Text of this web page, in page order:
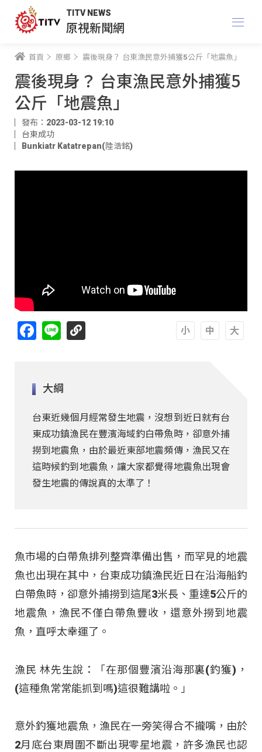
TITV NEWS
原視新聞網
首頁 原鄉 震後現身？ 台東漁民意外捕獲5公斤「地震魚」
震後現身？ 台東漁民意外捕獲5
公斤「地震魚」
發布：2023-03-12 19:10
台東成功
Bunkiatr Katatrepan(陸浩銘)
Facebook
Line
大綱
台東近幾個月經常發生地震，沒想到近日就有台
東成功鎮漁民在豐濱海域釣白帶魚時，卻意外捕
撈到地震魚，由於最近東部地震頻傳，漁民又在
這時候釣到地震魚，讓大家都覺得地震魚出現會
發生地震的傳說真的太準了！
魚市場的白帶魚排列整齊準備出售，而罕見的地震
魚也出現在其中，台東成功鎮漁民近日在沿海船釣
白帶魚時，卻意外捕撈到這尾3米長、重達5公斤的
地震魚，漁民不僅白帶魚豐收，還意外撈到地震
魚，直呼太幸運了。
漁民 林先生說：「在那個豐濱沿海那裏(釣獲)，
(這種魚常常能抓到嗎)這很難講啦。」
意外釣獲地震魚，漁民在一旁笑得合不攏嘴，由於
2月底台東周圍不斷出現零星地震，許多漁民也認